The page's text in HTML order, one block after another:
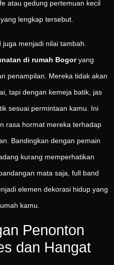
atau gedung pertemuan kecil
lengkap tersebut.
menjadi nilai tambah.
di rumah Bogoryang
penampilan. Mereka tidak akan
tapi dengan kemeja batik, jas
sesuai permintaan kamu. Ini
rasa hormat mereka terhadap
Bandingkan dengan pemain
kurang memperhatikan
mata saja, full band
elemen dekorasi hidup yang
kamu.
Penonton
dan Hangat